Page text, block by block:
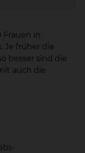
Frauen in
Je früher die
besser sind die
auch die